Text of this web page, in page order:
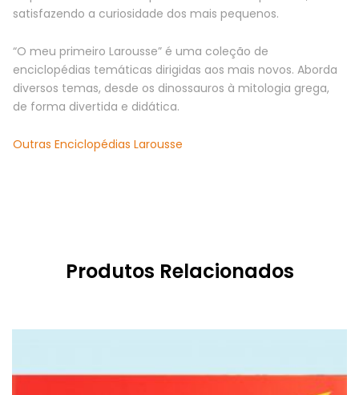
satisfazendo a curiosidade dos mais pequenos.
“O meu primeiro Larousse” é uma coleção de
enciclopédias temáticas dirigidas aos mais novos. Aborda
diversos temas, desde os dinossauros à mitologia grega,
de forma divertida e didática.
Outras Enciclopédias Larousse
Produtos Relacionados